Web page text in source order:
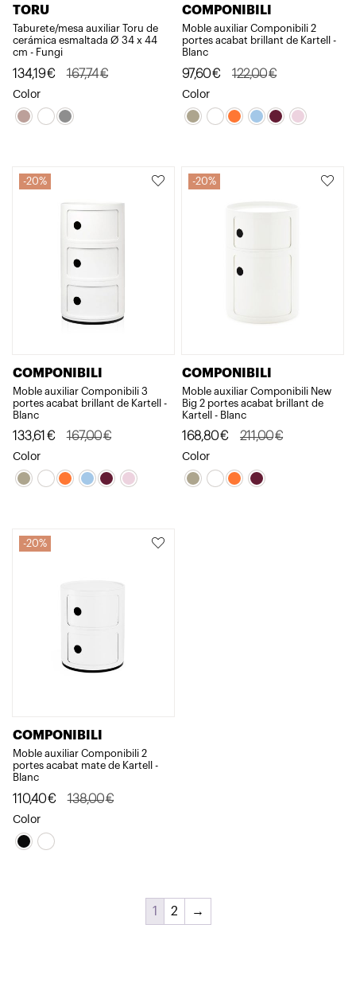
TORU
Taburete/mesa auxiliar Toru de
cerámica esmaltada Ø 34 x 44
cm - Fungi
167,74€
El
preu
original
134,19€
El
preu
actual
Color
COMPONIBILI
Moble auxiliar Componibili 2
portes acabat brillant de Kartell -
Blanc
122,00€
El
preu
original
97,60€
El
preu
actual
Color
20%
COMPONIBILI
Moble auxiliar Componibili 3
portes acabat brillant de Kartell -
Blanc
167,00€
El
preu
original
133,61 €
El
preu
actual
Color
20%
COMPONIBILI
Moble auxiliar Componibili New
Big 2 portes acabat brillant de
Kartell - Blanc
211,00€
El
preu
original
168,80€
El
preu
actual
Color
20%
COMPONIBILI
Moble auxiliar Componibili 2
portes acabat mate de Kartell -
Blanc
138,00€
El
preu
original
110,40€
El
preu
actual
Color
1 2 →